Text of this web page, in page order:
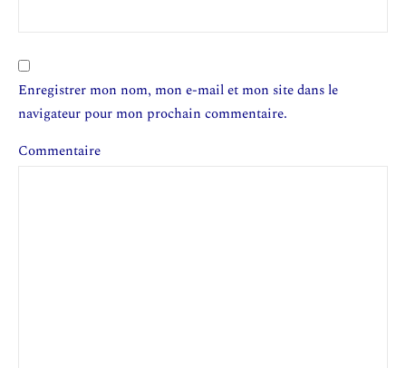
Enregistrer mon nom, mon e-mail et mon site dans le
navigateur pour mon prochain commentaire.
Commentaire